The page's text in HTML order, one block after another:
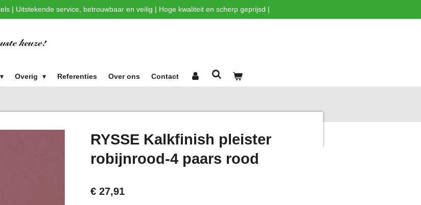
| Uitstekende service, betrouwbaar en veilig | Hoge kwaliteit en scherp geprijsd |
Overig Referenties Over ons Contact
RYSSE Kalkfinish pleister
robijnrood-4 paars rood
€ 27,91